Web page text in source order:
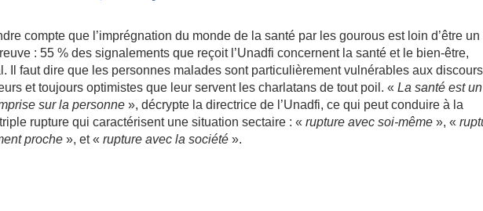
compte que l’imprégnation du monde de la santé par les gourous est loin d’être un
: 55 % des signalements que reçoit l’Unadfi concernent la santé et le bien-être,
Il faut dire que les personnes malades sont particulièrement vulnérables aux discours
et toujours optimistes que leur servent les charlatans de tout poil. «La santé est un
sur la personne », décrypte la directrice de l’Unadfi, ce qui peut conduire à la
rupture qui caractérisent une situation sectaire : «rupture avec soi-même », «
proche », et «rupture avec la société ».